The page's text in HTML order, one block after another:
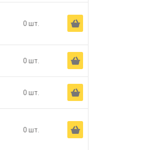
0 шт. Ä
0 шт. Ä
0 шт. Ä
0 шт. Ä